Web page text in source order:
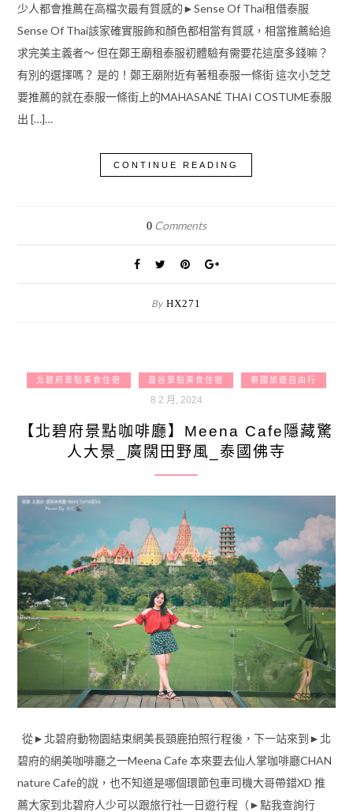
少人都會推薦在高檔次最有質感的►Sense Of Thai租借泰服
Sense Of Thai該家確實服飾和顏色都相當有質感，相當推薦給追
求完美主義者～ 但在鄭王廟租泰服初體驗有需要花這麼多錢嘛？
有別的選擇嗎？ 是的！鄭王廟附近有著租泰服一條街 這次小芝芝
要推薦的就在泰服一條街上的MAHASANÉ THAI COSTUME泰服
出 […]…
CONTINUE READING
0Comments
By HX271
北碧府景點美食住宿 曼谷景點美食住宿 泰國旅遊自由行
8 2 月, 2024
【北碧府景點咖啡廳】Meena Cafe隱藏驚
人大景_廣闊田野風_泰國佛寺
從►北碧府動物園結束網美長頸鹿拍照行程後，下一站來到►北
碧府的網美咖啡廳之一Meena Cafe 本來要去仙人掌咖啡廳CHAN
nature Cafe的說，也不知道是哪個環節包車司機大哥帶錯XD 推
薦大家到北碧府人少可以跟旅行社一日遊行程（►點我查詢行